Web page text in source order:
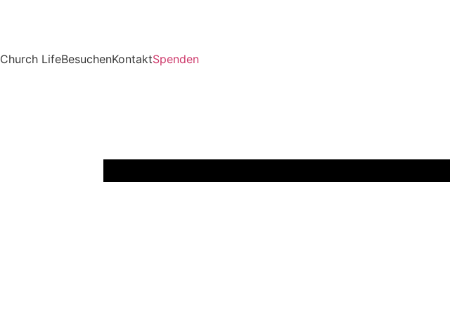
Church LifeBesuchenKontaktSpenden